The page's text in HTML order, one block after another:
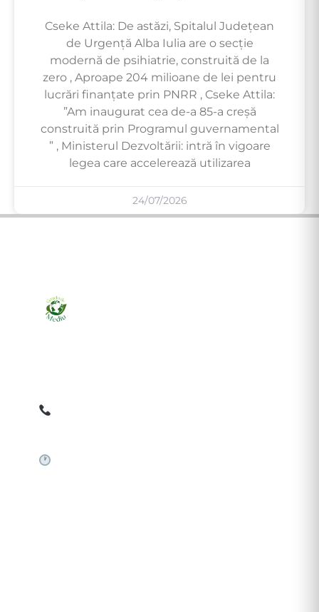
Cseke Attila: De astăzi, Spitalul Județean
de Urgență Alba Iulia are o secție
modernă de psihiatrie, construită de la
zero , Aproape 204 milioane de lei pentru
lucrări finanțate prin PNRR , Cseke Attila:
”Am inaugurat cea de-a 85-a creșă
construită prin Programul guvernamental
” , Ministerul Dezvoltării: intră în vigoare
legea care accelerează utilizarea
24/07/2026